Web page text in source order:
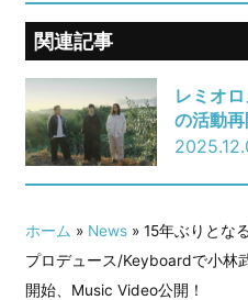
関連記事
レミオ
の活動
ら、15
ホーム » News» 15年ぶりとな
プロデュース/Keyboardで小林
開始、Music Video公開！